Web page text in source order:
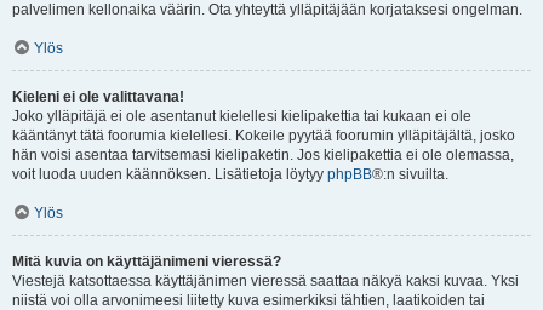
palvelimen kellonaika väärin. Ota yhteyttä ylläpitäjään korjataksesi ongelman.
Ylös
Kieleni ei ole valittavana!
Joko ylläpitäjä ei ole asentanut kielellesi kielipakettia tai kukaan ei ole
kääntänyt tätä foorumia kielellesi. Kokeile pyytää foorumin ylläpitäjältä, josko
hän voisi asentaa tarvitsemasi kielipaketin. Jos kielipakettia ei ole olemassa,
voit luoda uuden käännöksen. Lisätietoja löytyy phpBB®:n sivuilta.
Ylös
Mitä kuvia on käyttäjänimeni vieressä?
Viestejä katsottaessa käyttäjänimen vieressä saattaa näkyä kaksi kuvaa. Yksi
niistä voi olla arvonimeesi liitetty kuva esimerkiksi tähtien, laatikoiden tai